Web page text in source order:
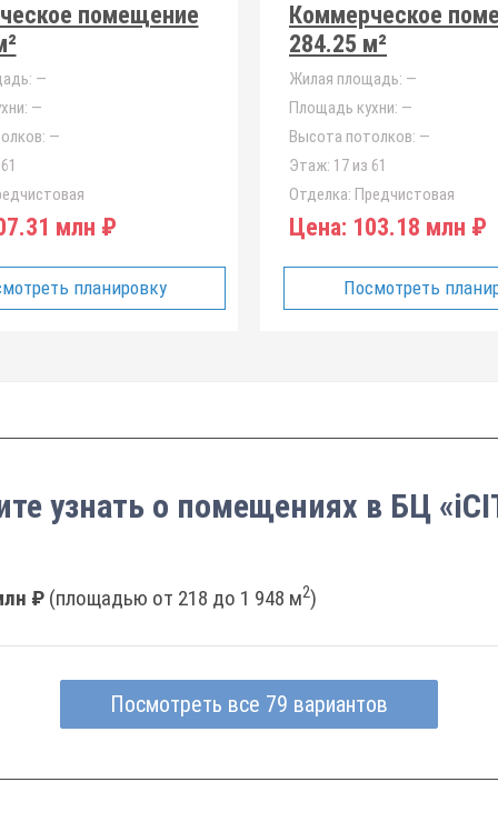
помещение
—
—
—
млн ₽
планировку
Коммерческое
284.25 м²
Жилая площадь: —
Площадь кухни: —
Высота потолков: —
Этаж: 17 из 61
Отделка: Предчистовая
Цена: 103.18 млн ₽
Посмотреть
узнать о помещениях в БЦ
₽ (площадью от 218 до 1 948 м2)
Посмотреть все 79 вариантов